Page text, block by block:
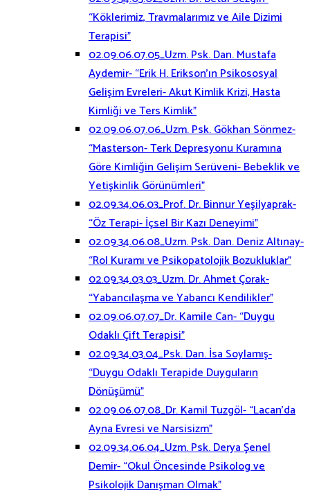
“Köklerimiz, Travmalarımız ve Aile Dizimi
Terapisi”
02.09.06.07.05_Uzm. Psk. Dan. Mustafa
Aydemir- “Erik H. Erikson’ın Psikososyal
Gelişim Evreleri- Akut Kimlik Krizi, Hasta
Kimliği ve Ters Kimlik”
02.09.06.07.06_Uzm. Psk. Gökhan Sönmez-
“Masterson- Terk Depresyonu Kuramına
Göre Kimliğin Gelişim Serüveni- Bebeklik ve
Yetişkinlik Görünümleri”
02.09.34.06.03_Prof. Dr. Binnur Yeşilyaprak-
“Öz Terapi- İçsel Bir Kazı Deneyimi”
02.09.34.06.08_Uzm. Psk. Dan. Deniz Altınay-
“Rol Kuramı ve Psikopatolojik Bozukluklar”
02.09.34.03.03_Uzm. Dr. Ahmet Çorak-
“Yabancılaşma ve Yabancı Kendilikler”
02.09.06.07.07_Dr. Kamile Can- “Duygu
Odaklı Çift Terapisi”
02.09.34.03.04_Psk. Dan. İsa Soylamış-
“Duygu Odaklı Terapide Duyguların
Dönüşümü”
02.09.06.07.08_Dr. Kamil Tuzgöl- “Lacan’da
Ayna Evresi ve Narsisizm”
02.09.34.06.04_Uzm. Psk. Derya Şenel
Demir- “Okul Öncesinde Psikolog ve
Psikolojik Danışman Olmak”